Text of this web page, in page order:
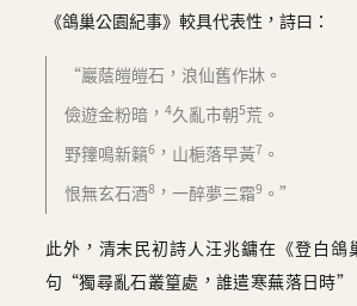
《鴿巢公園紀事》較具代表性，詩曰：
“巖蔭皚皚石，浪仙舊作牀。
儉遊金粉暗， 4久亂市朝 5 荒。
野籜鳴新籟6，山梔落早黃7 。
恨無玄石酒8，一醉夢三霜9 。”
此外，清末民初詩人汪兆鏞在《登白鴿
句“獨尋亂石叢篁處，誰遣寒蕪落日時”